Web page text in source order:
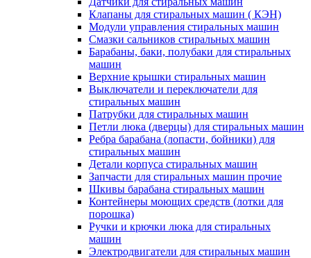
Клапаны для стиральных машин ( КЭН)
Модули управления стиральных машин
Смазки сальников стиральных машин
Барабаны, баки, полубаки для стиральных
машин
Верхние крышки стиральных машин
Выключатели и переключатели для
стиральных машин
Патрубки для стиральных машин
Петли люка (дверцы) для стиральных машин
Ребра барабана (лопасти, бойники) для
стиральных машин
Детали корпуса стиральных машин
Запчасти для стиральных машин прочие
Шкивы барабана стиральных машин
Контейнеры моющих средств (лотки для
порошка)
Ручки и крючки люка для стиральных
машин
Электродвигатели для стиральных машин